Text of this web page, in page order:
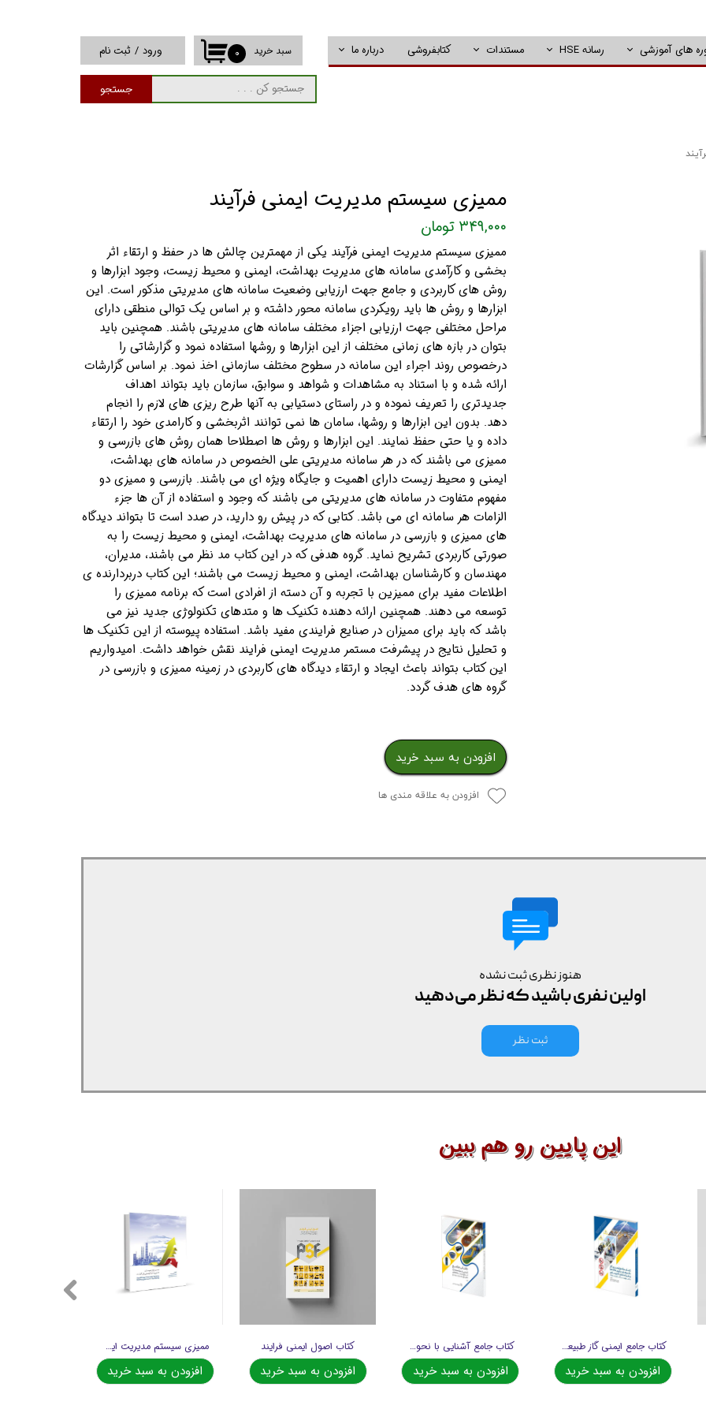
های آموزشی رسانه HSE مستندات کتابفروشی درباره ما
جستجو
۰ سبد خرید ورود / ثبت نام
حساب کاربری من
تغییر گذر واژه
ممیزی سیستم مدیریت ایمنی فرآیند
۳۴۹,۰۰۰ تومان
ممیزی سیستم مدیریت ایمنی فرآیند یکی از مهمترین چالش ها در حفظ و ارتقاء اثر
بخشی و کارآمدی سامانه های مدیریت بهداشت، ایمنی و محیط زیست، وجود ابزارها و
روش های کاربردی و جامع جهت ارزیابی وضعیت سامانه های مدیریتی مذکور است. این
ابزارها و روش ها باید رویکردی سامانه محور داشته و بر اساس یک توالی منطقی دارای
مراحل مختلفی جهت ارزیابی اجزاء مختلف سامانه های مدیریتی باشند. همچنین باید
بتوان در بازه های زمانی مختلف از این ابزارها و روشها استفاده نمود و گزارشاتی را
درخصوص روند اجراء این سامانه در سطوح مختلف سازمانی اخذ نمود. بر اساس گزارشات
ارائه شده و با استناد به مشاهدات و شواهد و سوابق، سازمان باید بتواند اهداف
جدیدتری را تعریف نموده و در راستای دستیابی به آنها طرح ریزی های لازم را انجام
دهد. بدون این ابزارها و روشها، سامان ها نمی توانند اثربخشی و کارامدی خود را ارتقاء
داده و یا حتی حفظ نمایند. این ابزارها و روش ها اصطلاحا همان روش های بازرسی و
ممیزی می باشند که در هر سامانه مدیریتی علی الخصوص در سامانه های بهداشت،
ایمنی و محیط زیست دارای اهمیت و جایگاه ویژه ای می باشند. بازرسی و ممیزی دو
مفهوم متفاوت در سامانه های مدیریتی می باشند که وجود و استفاده از آن ها جزء
الزامات هر سامانه ای می باشد. کتابی که در پیش رو دارید، در صدد است تا بتواند دیدگاه
های ممیزی و بازرسی در سامانه های مدیریت بهداشت، ایمنی و محیط زیست را به
صورتی کاربردی تشریح نماید. گروه هدفی که در این کتاب مد نظر می باشند، مدیران،
مهندسان و کارشناسان بهداشت، ایمنی و محیط زیست می باشند؛ این کتاب دربردارنده ی
اطلاعات مفید برای ممیزین با تجربه و آن دسته از افرادی است که برنامه ممیزی را
توسعه می دهند. همچنین ارائه دهنده تکنیک ها و متدهای تکنولوژی جدید نیز می
باشد که باید برای ممیزان در صنایع فرایندی مفید باشد. استفاده پیوسته از این تکنیک ها
و تحلیل نتایج در پیشرفت مستمر مدیریت ایمنی فرایند نقش خواهد داشت. امیدواریم
این کتاب بتواند باعث ایجاد و ارتقاء دیدگاه های کاربردی در زمینه ممیزی و بازرسی در
گروه های هدف گردد.
افزودن به سبد خرید
افزودن به علاقه مندی ها
هنوز نظری ثبت نشده
اولین نفری باشید که نظر می‌دهید
ثبت نظر
ممیزی سیستم مدیریت ایمنی فرآیند
افزودن به سبد خرید
کتاب اصول ایمنی فرایند
افزودن به سبد خرید
کتاب جامع آشنایی با نحوه عملکرد انواع دستگاه های گازسنج، نشت یاب، بوسنج و...
افزودن به سبد خرید
کتاب جامع ایمنی گاز طبیعی در ایستگاه ها و شبکه های گاز رسانی
افزودن به سبد خرید
این پایین رو هم ببین